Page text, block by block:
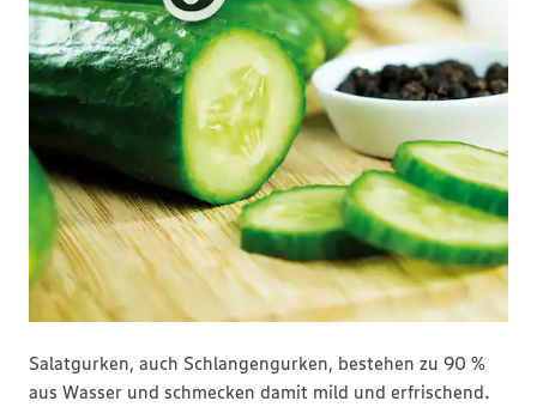
Salatgurken, auch Schlangengurken, bestehen zu 90 %
aus Wasser und schmecken damit mild und erfrischend.